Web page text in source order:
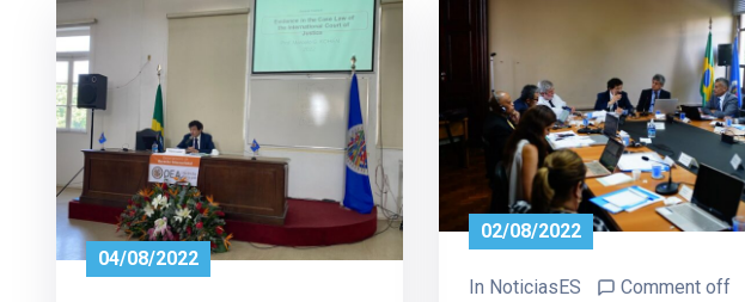
04/08/2022
02/08/2022
In NoticiasES Comment off